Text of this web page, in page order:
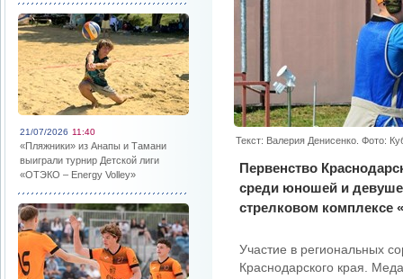
21/07/2026 11:40
«Пляжники» из Анапы и Тамани
выиграли турнир Детской лиги
«ОТЭКО – Energy Volley»
Текст: Валерия Денисенко. Фото:
Первенство
среди юношей и
стрелковом комплексе
Участие в региональных
Краснодарского края.